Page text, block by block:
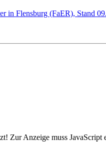
in Flensburg (FaER), Stand
Zur Anzeige muss JavaScript